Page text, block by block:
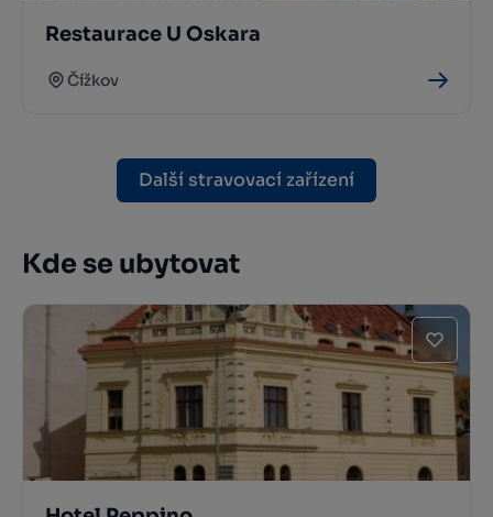
Restaurace U Oskara
Čížkov
Další stravovací zařízení
Kde se ubytovat